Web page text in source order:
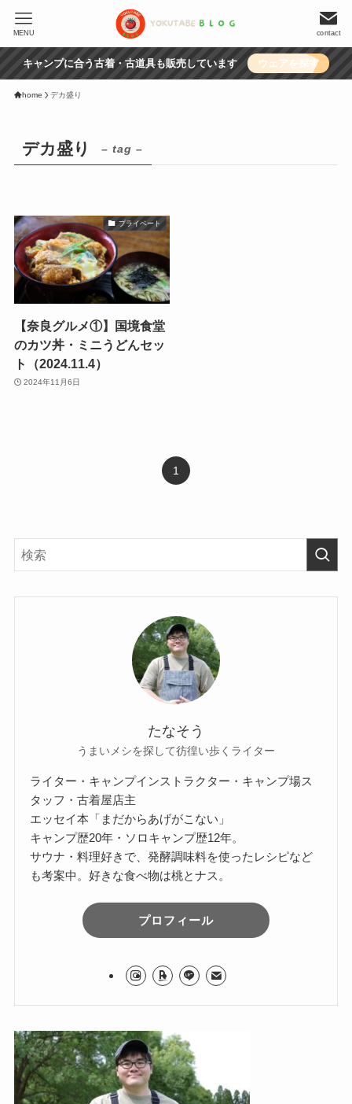
contact
MENU
キャンプに合う古着・古道具も販売しています ウェアを探す
home デカ盛り
デカ盛り – tag –
プライベート
【奈良グルメ①】国境食堂
のカツ丼・ミニうどんセッ
ト（2024.11.4）
2024年11月6日
1
たなそう
うまいメシを探して彷徨い歩くライター
ライター・キャンプインストラクター・キャンプ場ス
タッフ・古着屋店主
エッセイ本「まだからあげがこない」
キャンプ歴20年・ソロキャンプ歴12年。
サウナ・料理好きで、発酵調味料を使ったレシピなど
も考案中。好きな食べ物は桃とナス。
プロフィール